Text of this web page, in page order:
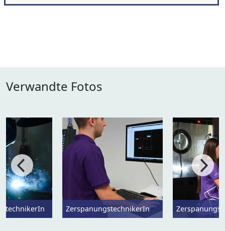
Verwandte Fotos
ZerspanungstechnikerIn